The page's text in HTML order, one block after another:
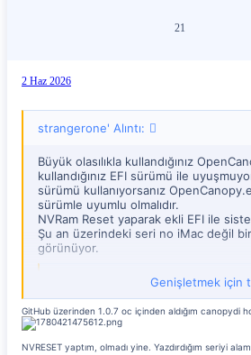
21
2 Haz 2026
strangerone' Alıntı:
Büyük olasılıkla kullandığınız
kullandığınız EFI sürümü ile
sürümü kullanıyorsanız
sürümle uyumlu olmalıdır.
NVRam Reset yaparak ekli EFI ile
Şu an üzerindeki seri no iMac değil
görünüyor.
drive.google.com
Genişletmek için
GitHub üzerinden 1.0.7 oc içinden aldığım canopydi
NVRESET yaptım, olmadı yine. Yazdırdığım seriyi